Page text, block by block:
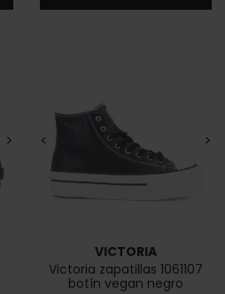
> < >
VICTORIA
Victoria zapatillas 1061107
botín vegan negro